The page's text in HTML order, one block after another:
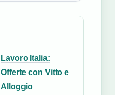
Lavoro Italia:
Offerte con Vitto e
Alloggio